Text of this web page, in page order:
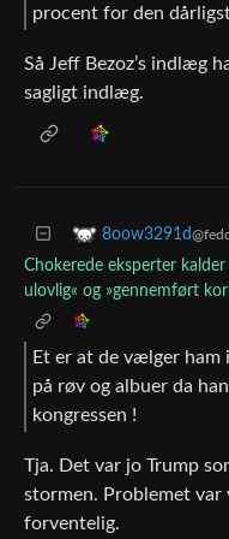
procent for den
Så Jeff Bezoz’s indlæg
sagligt indlæg.
8oow3291d
Chokerede eksperter
ulovlig« og »gennemført
Et er at de vælger ham
på røv og albuer da
kongressen !
Tja. Det var jo Trump
stormen. Problemet var
forventelig.